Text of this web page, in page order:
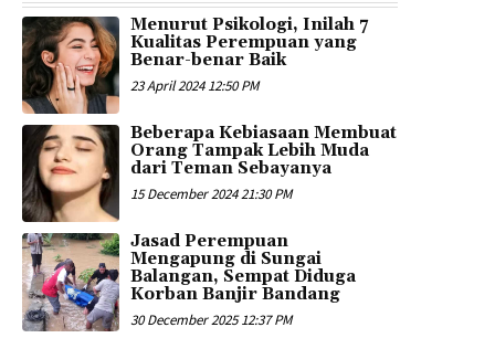
Menurut Psikologi, Inilah 7
Kualitas Perempuan yang
Benar-benar Baik
23 April 2024 12:50 PM
Beberapa Kebiasaan Membuat
Orang Tampak Lebih Muda
dari Teman Sebayanya
15 December 2024 21:30 PM
Jasad Perempuan
Mengapung di Sungai
Balangan, Sempat Diduga
Korban Banjir Bandang
30 December 2025 12:37 PM